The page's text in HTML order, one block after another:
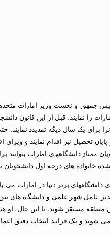
جمهور و نخست وزیر امارات متحده
توانند درخواست ویزای 5 ساله امارات را نمایند،
برای یک سال دیگه تمدیدد نمایند.
خانواده های درجه اول دانشجویان
برتر دنیا در امارات می
منطقه مستقر شوند. با این حال،